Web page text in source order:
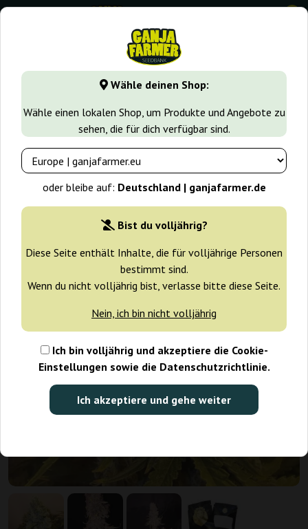
⭐ -40% Schnell wachsende Sorten ⭐
⏰ 2 Tage 06:26:25
Wähle deinen Shop:
Wähle einen lokalen Shop, um Produkte und Angebote zu
sehen, die für dich verfügbar sind.
oder bleibe auf: Deutschland | ganjafarmer.de
Bist du volljährig?
Diese Seite enthält Inhalte, die für volljährige Personen
bestimmt sind.
Wenn du nicht volljährig bist, verlasse bitte diese Seite.
Nein, ich bin nicht volljährig
Ich bin volljährig und akzeptiere die Cookie-
Einstellungen sowie die Datenschutzrichtlinie.
Ich akzeptiere und gehe weiter
0
GanjaFarmer.de Cannabissorten Haze Auto Haze
Auto Haze Bulk Feminized Seeds
-25%